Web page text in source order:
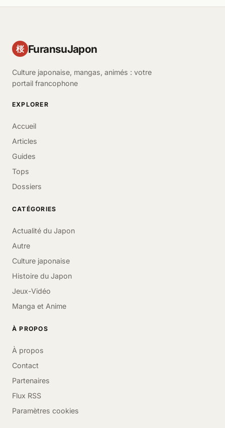
桜 FuransuJapon
Culture japonaise, mangas, animés : votre
portail francophone
EXPLORER
Accueil
Articles
Guides
Tops
Dossiers
CATÉGORIES
Actualité du Japon
Autre
Culture japonaise
Histoire du Japon
Jeux-Vidéo
Manga et Anime
À PROPOS
À propos
Contact
Partenaires
Flux RSS
Paramètres cookies